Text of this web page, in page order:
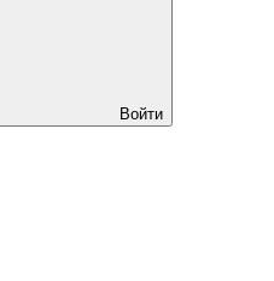
Войти